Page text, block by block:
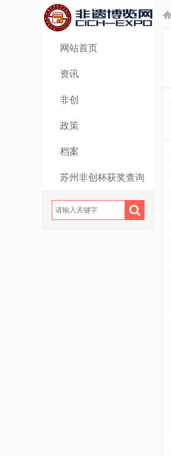
网站首页
资讯
非创
政策
档案
苏州非创杯获奖查询